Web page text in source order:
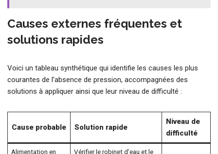
Causes externes fréquentes et
solutions rapides
Voici un tableau synthétique qui identifie les causes les plus
courantes de l’absence de pression, accompagnées des
solutions à appliquer ainsi que leur niveau de difficulté :
Cause probable Solution rapide
Niveau de
difficulté
Alimentation en Vérifier le robinet d’eau et le